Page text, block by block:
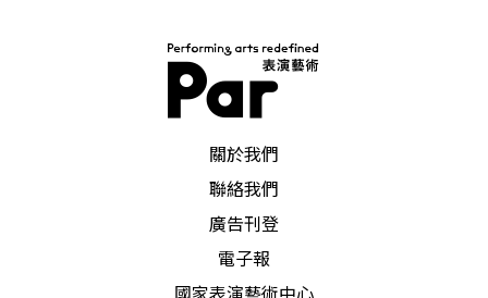
關於我們
聯絡我們
廣告刊登
電子報
國家表演藝術中心